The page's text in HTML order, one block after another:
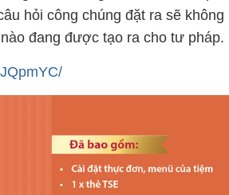
hỏi công chúng đặt ra sẽ không
đang được tạo ra cho tư pháp.